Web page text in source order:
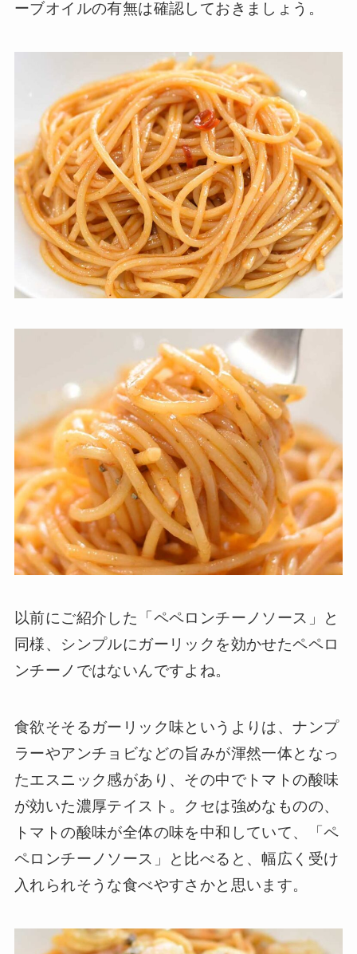
ーブオイルの有無は確認しておきましょう。
以前にご紹介した「ペペロンチーノソース」と
同様、シンプルにガーリックを効かせたペペロ
ンチーノではないんですよね。
食欲そそるガーリック味というよりは、ナンプ
ラーやアンチョビなどの旨みが渾然一体となっ
たエスニック感があり、その中でトマトの酸味
が効いた濃厚テイスト。クセは強めなものの、
トマトの酸味が全体の味を中和していて、「ペ
ペロンチーノソース」と比べると、幅広く受け
入れられそうな食べやすさかと思います。